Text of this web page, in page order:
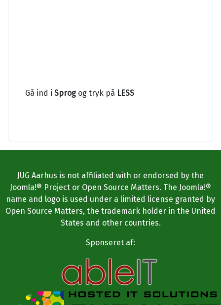
Gå ind i Sprog og tryk på LESS
JUG Aarhus is not affiliated with or endorsed by the
Joomla!® Project or Open Source Matters. The Joomla!®
name and logo is used under a limited license granted by
Open Source Matters, the trademark holder in the United
States and other countries.
Sponseret af: